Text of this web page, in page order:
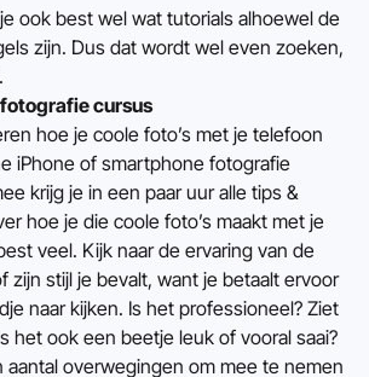
ook best wel wat tutorials alhoewel de
zijn. Dus dat wordt wel even zoeken,
cursus
hoe je coole foto’s met je telefoon
iPhone of smartphone fotografie
krijg je in een paar uur alle tips &
hoe je die coole foto’s maakt met je
veel. Kijk naar de ervaring van de
zijn stijl je bevalt, want je betaalt ervoor
naar kijken. Is het professioneel? Ziet
het ook een beetje leuk of vooral saai?
aantal overwegingen om mee te nemen